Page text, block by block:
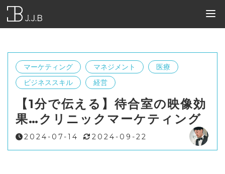
BLOG ブログ
Web制作
コンテンツ制作
どうでもいい話
経営
SERVICE 事業一覧
Web制作
WEBコンサルティング
コンテンツマーケティング支援
COMPANY JJBとは
QUESTIONS よくある質問
FREELANCE フリーランス連盟
マーケティング マネジメント
医療
ビジネススキル
経営
【1分で伝える】待合室の映像効
果…クリニックマーケティング
2024-07-14 2024-09-22